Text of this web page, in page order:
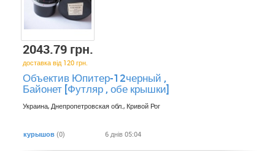
2043.79 грн.
доставка від 120 грн.
Объектив Юпитер-12черный ,
Байонет [Футляр , обе крышки]
Украина, Днепропетровская обл., Кривой Рог
курышов (0) 6 днів 05:04